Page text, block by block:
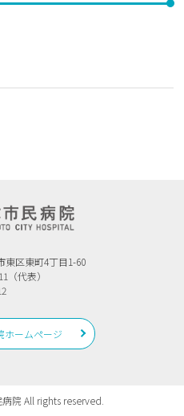
東区東町4丁目1-60
（代表）
院 All rights reserved.
ホームページ